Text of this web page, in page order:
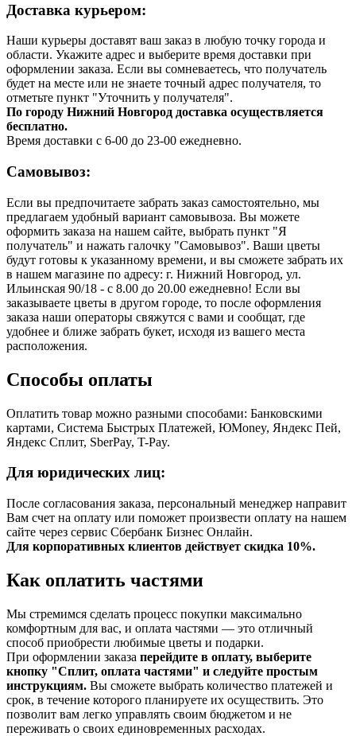
Доставка курьером:
Наши курьеры доставят ваш заказ в любую точку города и
области. Укажите адрес и выберите время доставки при
оформлении заказа. Если вы сомневаетесь, что получатель
будет на месте или не знаете точный адрес получателя, то
отметьте пункт "Уточнить у получателя".
По городу Нижний Новгород доставка осуществляется
бесплатно.
Время доставки с 6-00 до 23-00 ежедневно.
Самовывоз:
Если вы предпочитаете забрать заказ самостоятельно, мы
предлагаем удобный вариант самовывоза. Вы можете
оформить заказа на нашем сайте, выбрать пункт "Я
получатель" и нажать галочку "Самовывоз". Ваши цветы
будут готовы к указанному времени, и вы сможете забрать их
в нашем магазине по адресу: г. Нижний Новгород, ул.
Ильинская 90/18 - с 8.00 до 20.00 ежедневно! Если вы
заказываете цветы в другом городе, то после оформления
заказа наши операторы свяжутся с вами и сообщат, где
удобнее и ближе забрать букет, исходя из вашего места
расположения.
Способы оплаты
Оплатить товар можно разными способами: Банковскими
картами, Система Быстрых Платежей, ЮMoney, Яндекс Пей,
Яндекс Сплит, SberPay, T-Pay.
Для юридических лиц:
После согласования заказа, персональный менеджер направит
Вам счет на оплату или поможет произвести оплату на нашем
сайте через сервис Сбербанк Бизнес Онлайн.
Для корпоративных клиентов действует скидка 10%.
Как оплатить частями
Мы стремимся сделать процесс покупки максимально
комфортным для вас, и оплата частями — это отличный
способ приобрести любимые цветы и подарки.
При оформлении заказа перейдите в оплату, выберите
кнопку "Сплит, оплата частями" и следуйте простым
инструкциям. Вы сможете выбрать количество платежей и
срок, в течение которого планируете их осуществить. Это
позволит вам легко управлять своим бюджетом и не
переживать о своих единовременных расходах.